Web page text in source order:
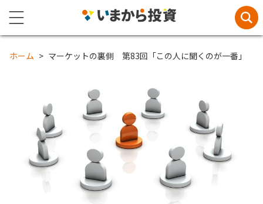
ホーム マーケットの裏側 第83回「この人に聞くのが一番」